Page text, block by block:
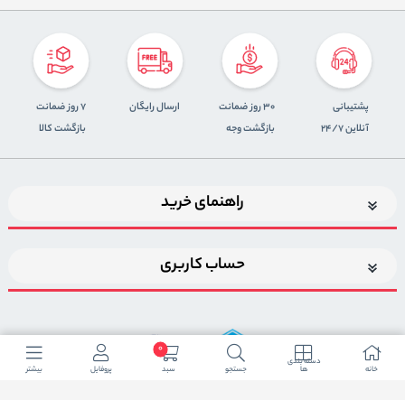
خانه
دسته بندی
ها جستجو
0
سبد پروفایل بیشتر
پشتیبانی
آنلاین 24/7
30 روز ضمانت
بازگشت وجه
ارسال رایگان
7 روز ضمانت
بازگشت کالا
راهنمای خرید
حساب کاربری